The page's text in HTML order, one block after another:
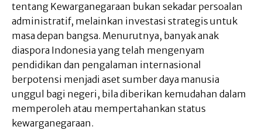
tentang Kewarganegaraan bukan sekadar persoalan
administratif, melainkan investasi strategis untuk
masa depan bangsa. Menurutnya, banyak anak
diaspora Indonesia yang telah mengenyam
pendidikan dan pengalaman internasional
berpotensi menjadi aset sumber daya manusia
unggul bagi negeri, bila diberikan kemudahan dalam
memperoleh atau mempertahankan status
kewarganegaraan.